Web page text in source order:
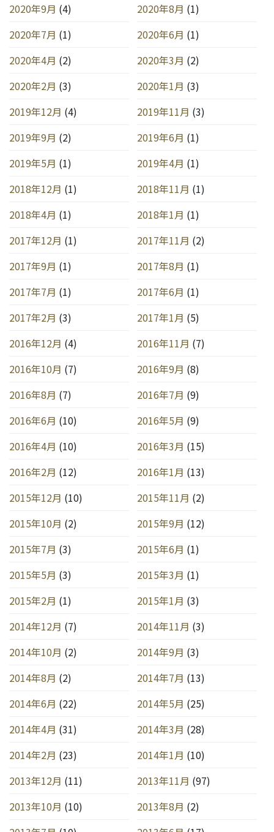
2020年9月 (4) 2020年8月 (1)
2020年7月 (1) 2020年6月 (1)
2020年4月 (2) 2020年3月 (2)
2020年2月 (3) 2020年1月 (3)
2019年12月 (4) 2019年11月 (3)
2019年9月 (2) 2019年6月 (1)
2019年5月 (1) 2019年4月 (1)
2018年12月 (1) 2018年11月 (1)
2018年4月 (1) 2018年1月 (1)
2017年12月 (1) 2017年11月 (2)
2017年9月 (1) 2017年8月 (1)
2017年7月 (1) 2017年6月 (1)
2017年2月 (3) 2017年1月 (5)
2016年12月 (4) 2016年11月 (7)
2016年10月 (7) 2016年9月 (8)
2016年8月 (7) 2016年7月 (9)
2016年6月 (10) 2016年5月 (9)
2016年4月 (10) 2016年3月 (15)
2016年2月 (12) 2016年1月 (13)
2015年12月 (10) 2015年11月 (2)
2015年10月 (2) 2015年9月 (12)
2015年7月 (3) 2015年6月 (1)
2015年5月 (3) 2015年3月 (1)
2015年2月 (1) 2015年1月 (3)
2014年12月 (7) 2014年11月 (3)
2014年10月 (2) 2014年9月 (3)
2014年8月 (2) 2014年7月 (13)
2014年6月 (22) 2014年5月 (25)
2014年4月 (31) 2014年3月 (28)
2014年2月 (23) 2014年1月 (10)
2013年12月 (11) 2013年11月 (97)
2013年10月 (10) 2013年8月 (2)